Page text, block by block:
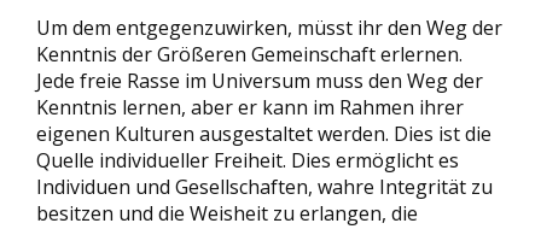
Um dem entgegenzuwirken, müsst ihr den Weg der
Kenntnis der Größeren Gemeinschaft erlernen.
Jede freie Rasse im Universum muss den Weg der
Kenntnis lernen, aber er kann im Rahmen ihrer
eigenen Kulturen ausgestaltet werden. Dies ist die
Quelle individueller Freiheit. Dies ermöglicht es
Individuen und Gesellschaften, wahre Integrität zu
besitzen und die Weisheit zu erlangen, die